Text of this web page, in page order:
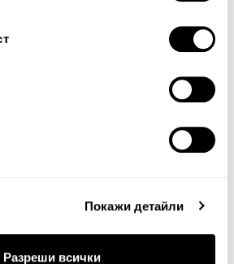
Покажи детайли
Разреши всички
Най-висока